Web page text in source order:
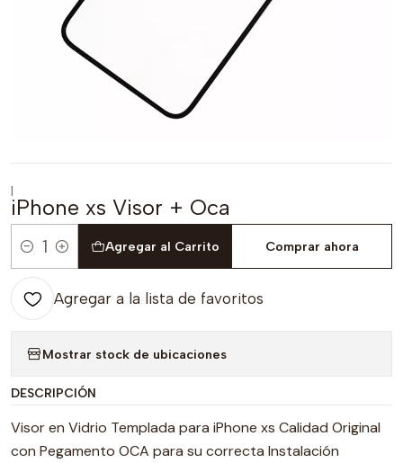
|
iPhone xs Visor + Oca
Cantidad
Agregar al Carrito Comprar ahora
Agregar a la lista de favoritos
Mostrar stock de ubicaciones
DESCRIPCIÓN
Visor en Vidrio Templada para iPhone xs Calidad Original
con Pegamento OCA para su correcta Instalación